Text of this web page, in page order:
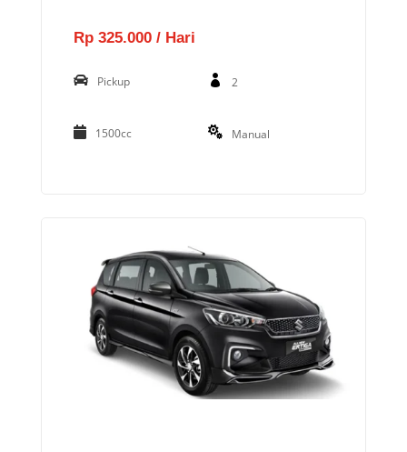
Rp 325.000 / Hari
Pickup 2
1500cc Manual